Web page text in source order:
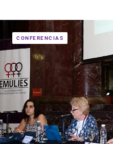
CONFERENCIAS